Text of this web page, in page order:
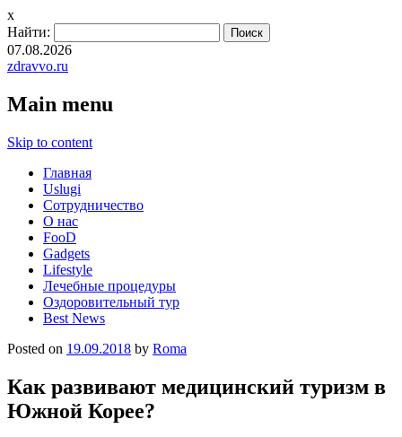
x
Найти:
07.08.2026
zdravvo.ru
Main menu
Skip to content
Главная
Uslugi
Сотрудничество
О нас
FooD
Gadgets
Lifestyle
Лечебные процедуры
Оздоровительный тур
Best News
Posted on 19.09.2018 by Roma
Как развивают медицинский туризм в
Южной Корее?